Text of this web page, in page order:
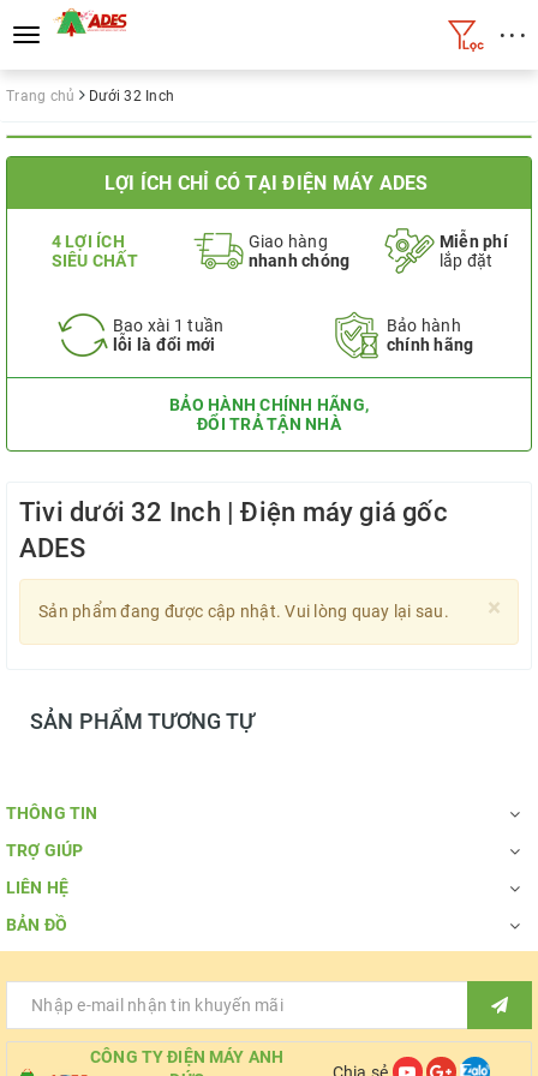
Toggle
navigation
• • •
Trang chủ Dưới 32 Inch
LỢI ÍCH CHỈ CÓ TẠI ĐIỆN MÁY ADES
4 LỢI ÍCH
SIÊU CHẤT
Giao hàng
nhanh chóng
Miễn phí
lắp đặt
Bao xài 1 tuần
lỗi là đổi mới
Bảo hành
chính hãng
BẢO HÀNH CHÍNH HÃNG,
ĐỔI TRẢ TẬN NHÀ
Tivi dưới 32 Inch | Điện máy giá gốc
ADES
×
Sản phẩm đang được cập nhật. Vui lòng quay lại sau.
SẢN PHẨM TƯƠNG TỰ
THÔNG TIN
TRỢ GIÚP
LIÊN HỆ
BẢN ĐỒ
CÔNG TY ĐIỆN MÁY ANH